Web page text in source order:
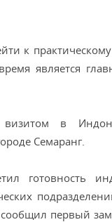
к
является
визитом в
Семаранг.
готовность
первый